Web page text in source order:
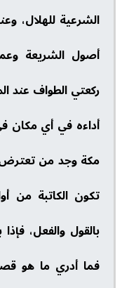
الشرعية للهلال،
أصول الشريعة
ركعتي الطواف عند
أداءه في أي مكان
مكة وجد من تعترض
تكون الكاتبة من
بالقول والفعل،
فما أدري ما هو